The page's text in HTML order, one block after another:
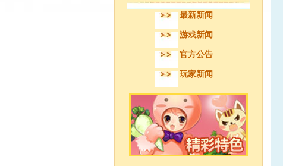
最新新闻
游戏新闻
官方公告
玩家新闻